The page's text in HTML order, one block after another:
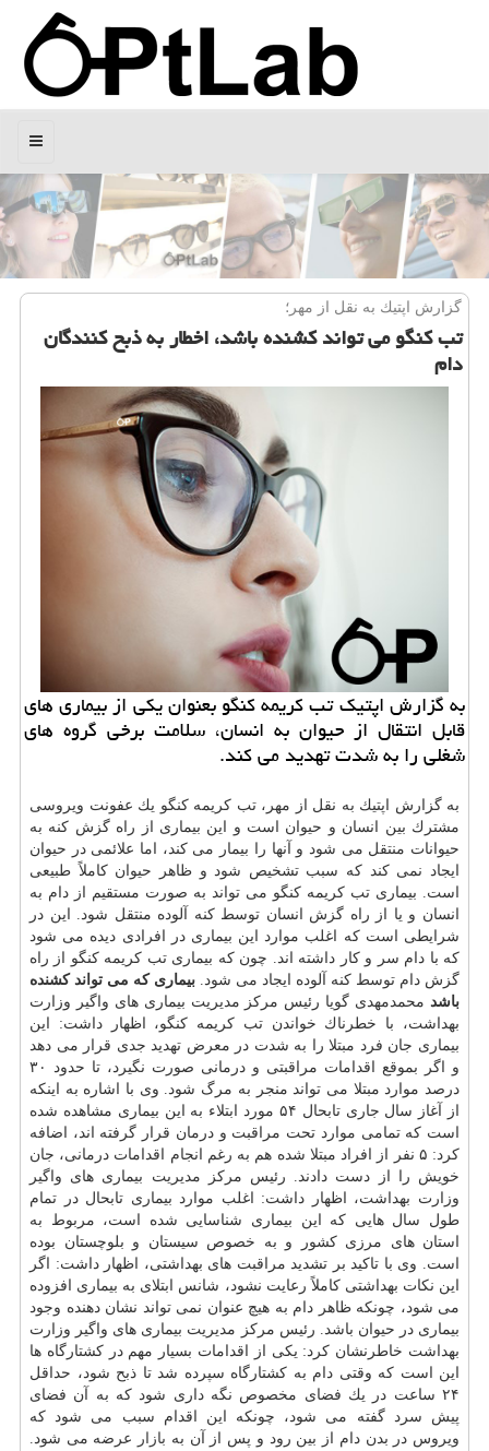
منو
گزارش اپتیك به نقل از مهر؛
تب كنگو می تواند كشنده باشد، اخطار به ذبح كنندگان
دام
به گزارش اپتیك تب كریمه كنگو بعنوان یكی از بیماری های
قابل انتقال از حیوان به انسان، سلامت برخی گروه های
شغلی را به شدت تهدید می كند.
به گزارش اپتیك به نقل از مهر، تب كریمه كنگو یك عفونت ویروسی
مشترك بین انسان و حیوان است و این بیماری از راه گزش كنه به
حیوانات منتقل می شود و آنها را بیمار می كند، اما علائمی در حیوان
ایجاد نمی كند كه سبب تشخیص شود و ظاهر حیوان كاملاً طبیعی
است. بیماری تب كریمه كنگو می تواند به صورت مستقیم از دام به
انسان و یا از راه گزش انسان توسط كنه آلوده منتقل شود. این در
شرایطی است كه اغلب موارد این بیماری در افرادی دیده می شود
كه با دام سر و كار داشته اند. چون كه بیماری تب كریمه كنگو از راه
گزش دام توسط كنه آلوده ایجاد می شود. بیماری كه می تواند كشنده
باشد محمدمهدی گویا رئیس مركز مدیریت بیماری های واگیر وزارت
بهداشت، با خطرناك خواندن تب كریمه كنگو، اظهار داشت: این
بیماری جان فرد مبتلا را به شدت در معرض تهدید جدی قرار می دهد
و اگر بموقع اقدامات مراقبتی و درمانی صورت نگیرد، تا حدود ۳۰
درصد موارد مبتلا می تواند منجر به مرگ شود. وی با اشاره به اینكه
از آغاز سال جاری تابحال ۵۴ مورد ابتلاء به این بیماری مشاهده شده
است كه تمامی موارد تحت مراقبت و درمان قرار گرفته اند، اضافه
كرد: ۵ نفر از افراد مبتلا شده هم به رغم انجام اقدامات درمانی، جان
خویش را از دست دادند. رئیس مركز مدیریت بیماری های واگیر
وزارت بهداشت، اظهار داشت: اغلب موارد بیماری تابحال در تمام
طول سال هایی كه این بیماری شناسایی شده است، مربوط به
استان های مرزی كشور و به خصوص سیستان و بلوچستان بوده
است. وی با تاكید بر تشدید مراقبت های بهداشتی، اظهار داشت: اگر
این نكات بهداشتی كاملاً رعایت نشود، شانس ابتلای به بیماری افزوده
می شود، چونكه ظاهر دام به هیچ عنوان نمی تواند نشان دهنده وجود
بیماری در حیوان باشد. رئیس مركز مدیریت بیماری های واگیر وزارت
بهداشت خاطرنشان كرد: یكی از اقدامات بسیار مهم در كشتارگاه ها
این است كه وقتی دام به كشتارگاه سپرده شد تا ذبح شود، حداقل
۲۴ ساعت در یك فضای مخصوص نگه داری شود كه به آن فضای
پیش سرد گفته می شود، چونكه این اقدام سبب می شود كه
ویروس در بدن دام از بین رود و پس از آن به بازار
عرضه می شود.